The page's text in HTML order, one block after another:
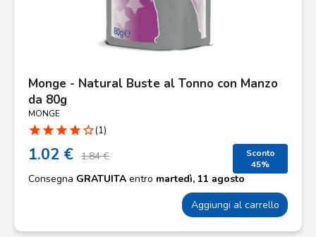
Monge - Natural Buste al Tonno con Manzo
da 80g
MONGE
star star star star star_border(1)
1.02 € 1.84 €
Sconto
45%
Consegna GRATUITA entro martedì, 11 agosto
Aggiungi al carrello